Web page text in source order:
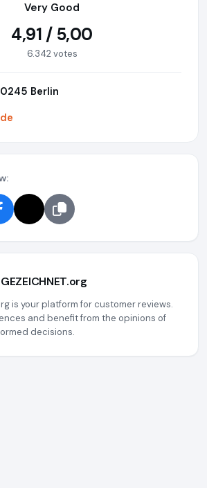
Very Good
4,91 / 5,00
6.342 votes
Berlin
is your platform for customer reviews.
and benefit from the opinions of
decisions.